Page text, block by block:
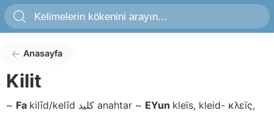
Anasayfa
Kilit
~ Fa kilīd/kelīd anahtar ~ EYun kleïs, kleid- κλεïς,